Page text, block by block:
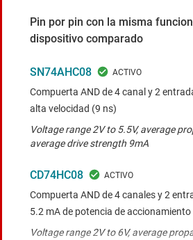
Pin por pin con la misma
dispositivo comparado
SN74AHC08
Compuerta AND de 4 canal y 2
alta velocidad (9 ns)
Voltage range 2V to 5.5V, average
average drive strength 9mA
CD74HC08
Compuerta AND de 4 canales y 2
5.2 mA de potencia de accionamiento
Voltage range 2V to 6V, average